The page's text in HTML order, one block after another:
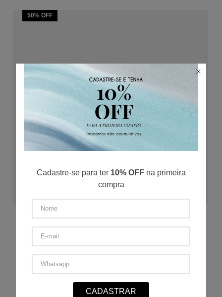
50% OFF
ADICIONAR AO CARRINHO
PP
R$ 219,00 R$ 109,50 /4x deR$ 27,37
Cadastre-se para ter 10% OFFna primeira
compra
CADASTRAR